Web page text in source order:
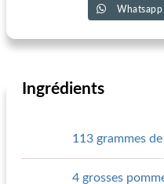
Whatsapp
Ingrédients
113 grammes
4 grosses